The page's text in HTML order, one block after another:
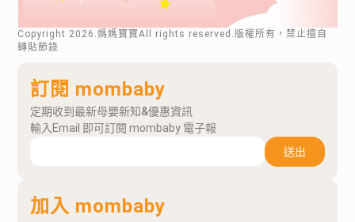
Copyright 2026 .媽媽寶寶All rights reserved.版權所有，禁止擅自
轉貼節錄
訂閱 mombaby
定期收到最新母嬰新知&優惠資訊
輸入Email 即可訂閱 mombaby 電子報
送出
加入 mombaby